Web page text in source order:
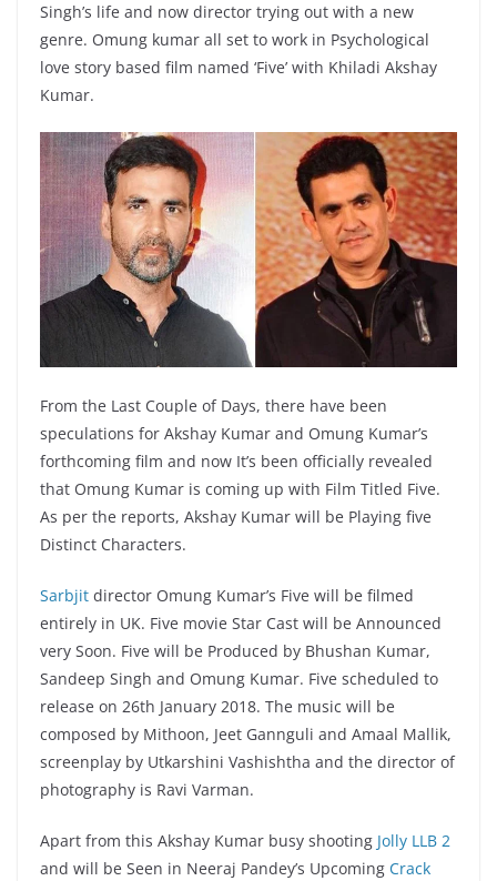
Singh’s life and now director trying out with a new
genre. Omung kumar all set to work in Psychological
love story based film named ‘Five’ with Khiladi Akshay
Kumar.
From the Last Couple of Days, there have been
speculations for Akshay Kumar and Omung Kumar’s
forthcoming film and now It’s been officially revealed
that Omung Kumar is coming up with Film Titled Five.
As per the reports, Akshay Kumar will be Playing five
Distinct Characters.
Sarbjit director Omung Kumar’s Five will be filmed
entirely in UK. Five movie Star Cast will be Announced
very Soon. Five will be Produced by Bhushan Kumar,
Sandeep Singh and Omung Kumar. Five scheduled to
release on 26th January 2018. The music will be
composed by Mithoon, Jeet Gannguli and Amaal Mallik,
screenplay by Utkarshini Vashishtha and the director of
photography is Ravi Varman.
Apart from this Akshay Kumar busy shooting Jolly LLB 2
and will be Seen in Neeraj Pandey’s Upcoming Crack